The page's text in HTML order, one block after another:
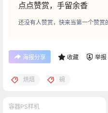
点点赞赏，手留余香
还没有人赞赏，快来当第一个赞赏
海报分享 收藏 举报
烘焙 碗
容器PS样机